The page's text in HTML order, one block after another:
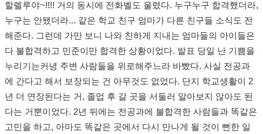
할렐루야~!!!! 거의 동시에 전화벨도 울렸다. 누구누구 합격했더라,
누구는 안됐더라... 같은 학교 친구 엄마가 다른 친구들 소식도 전
해준다. 그런데 가만 보니 나와 친하게 지내는 엄마들의 아이들은
다 불합격하고 민준이만 합격한 상황이었다. 발표 당일 난 기쁨을
누리기는커녕 주변 사람들을 위로해주느라 바빴다. 사실 전공과
에 간다고 해서 보장되는 건 아무것도 없었다. 단지 학교생활이 2
년 더 연장된다는 거, 졸업 후 갈 곳을 서둘러 알아보지 않아도 된
다는 거뿐이었다. 2년 뒤에는 전공과에 불합격한 사람들과 똑같은
고민을 하고, 아마도 똑같은 곳에서 다시 만나게 될 것이 뻔한 일